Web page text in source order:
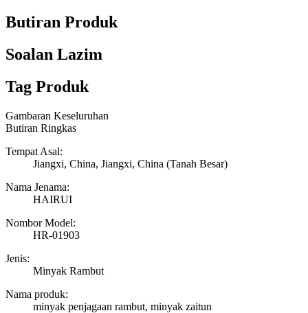
Butiran Produk
Soalan Lazim
Tag Produk
Gambaran Keseluruhan
Butiran Ringkas
Tempat Asal:
Jiangxi, China, Jiangxi, China (Tanah Besar)
Nama Jenama:
HAIRUI
Nombor Model:
HR-01903
Jenis:
Minyak Rambut
Nama produk:
minyak penjagaan rambut, minyak zaitun